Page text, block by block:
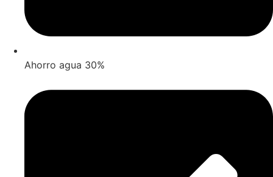
Ahorro agua 30%